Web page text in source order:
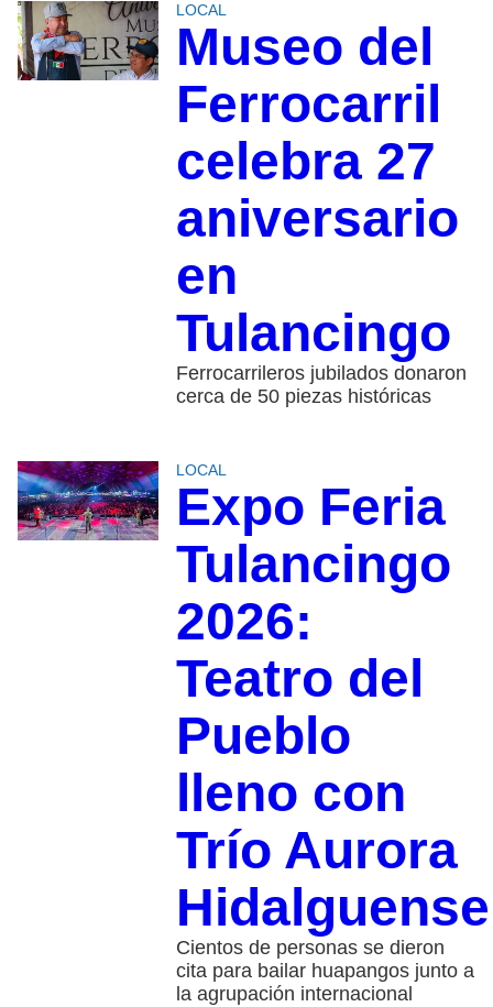
LOCAL
Museo del
Ferrocarril
celebra 27
aniversario
en
Tulancingo
Ferrocarrileros jubilados donaron
cerca de 50 piezas históricas
LOCAL
Expo Feria
Tulancingo
2026:
Teatro del
Pueblo
lleno con
Trío Aurora
Hidalguense
Cientos de personas se dieron
cita para bailar huapangos junto a
la agrupación internacional